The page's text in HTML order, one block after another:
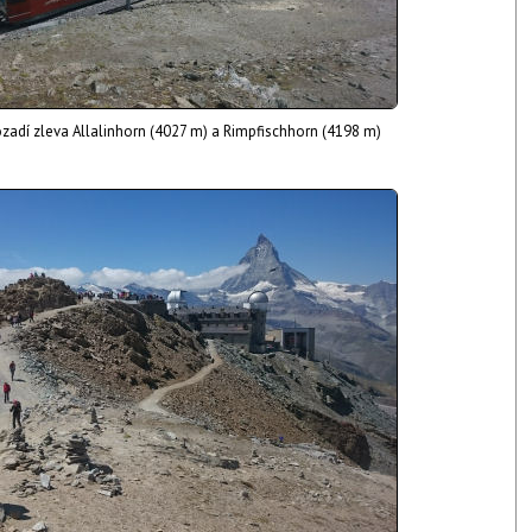
zleva Allalinhorn (4027 m) a Rimpfischhorn (4198 m)